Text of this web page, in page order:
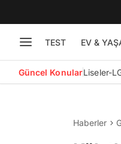
TEST EV &
Güncel KonularLiseler-
Haberler